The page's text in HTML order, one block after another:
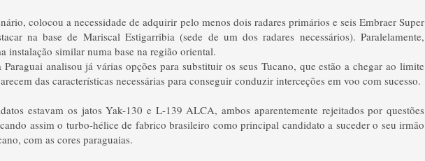
colocou a necessidade de adquirir pelo menos dois radares primários e seis Embraer Super
na base de Mariscal Estigarribia (sede de um dos radares necessários). Paralelamente,
instalação similar numa base na região oriental.
analisou já várias opções para substituir os seus Tucano, que estão a chegar ao limite
das características necessárias para conseguir conduzir interceções em voo com sucesso.
estavam os jatos Yak-130 e L-139 ALCA, ambos aparentemente rejeitados por questões
assim o turbo-hélice de fabrico brasileiro como principal candidato a suceder o seu irmão
com as cores paraguaias.